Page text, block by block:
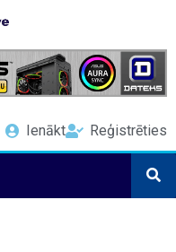
Ienākt Reģistrēties